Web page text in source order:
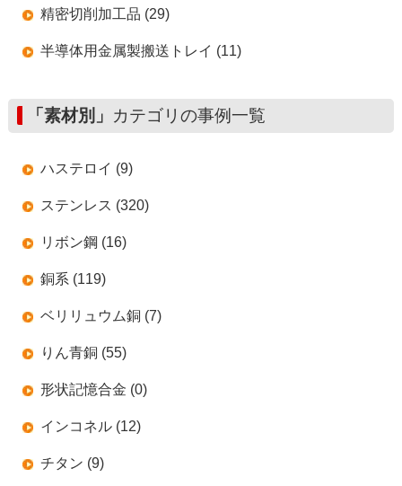
精密切削加工品 (29)
半導体用金属製搬送トレイ (11)
「素材別」 カテゴリの事例一覧
ハステロイ (9)
ステンレス (320)
リボン鋼 (16)
銅系 (119)
ベリリュウム銅 (7)
りん青銅 (55)
形状記憶合金 (0)
インコネル (12)
チタン (9)